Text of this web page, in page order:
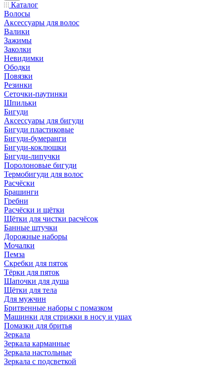
Каталог
Волосы
Аксессуары для волос
Валики
Зажимы
Заколки
Невидимки
Ободки
Повязки
Резинки
Сеточки-паутинки
Шпильки
Бигуди
Аксессуары для бигуди
Бигуди пластиковые
Бигуди-бумеранги
Бигуди-коклюшки
Бигуди-липучки
Поролоновые бигуди
Термобигуди для волос
Расчёски
Брашинги
Гребни
Расчёски и щётки
Щётки для чистки расчёсок
Банные штучки
Дорожные наборы
Мочалки
Пемза
Скребки для пяток
Тёрки для пяток
Шапочки для душа
Щётки для тела
Для мужчин
Бритвенные наборы с помазком
Машинки для стрижки в носу и ушах
Помазки для бритья
Зеркала
Зеркала карманные
Зеркала настольные
Зеркала с подсветкой